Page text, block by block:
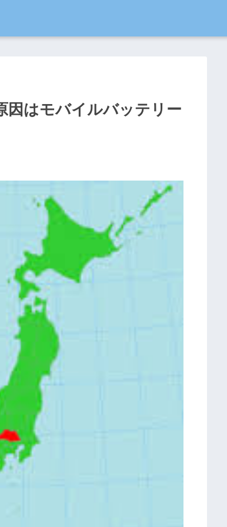
因はモバイルバッテリー